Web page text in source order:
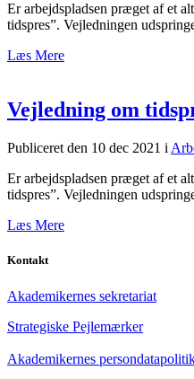
Er arbejdspladsen præget af et
tidspres”. Vejledningen
Læs Mere
Vejledning om
Publiceret den 10 dec 2021 i
Er arbejdspladsen præget af et
tidspres”. Vejledningen
Læs Mere
Kontakt
Akademikernes sekretariat
Strategiske Pejlemærker
Akademikernes